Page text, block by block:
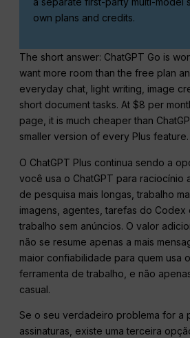
own plans and credits.
The short answer: ChatGPT Go is
want more room than the free plan
everyday chat, light writing, image
short document tasks. At $8 per
page, it is much cheaper than
smaller version of every Plus feature.
O ChatGPT Plus continua sendo a
você usa o ChatGPT para raciocínio
de pesquisa mais longas, trabalho
imagens, agentes, tarefas do Codex
trabalho sem anúncios. O valor
não se resume apenas a mais
maior confiabilidade para quem usa
ferramenta de trabalho, e não
casual.
Se o seu verdadeiro problema for a
assinaturas, existe uma terceira